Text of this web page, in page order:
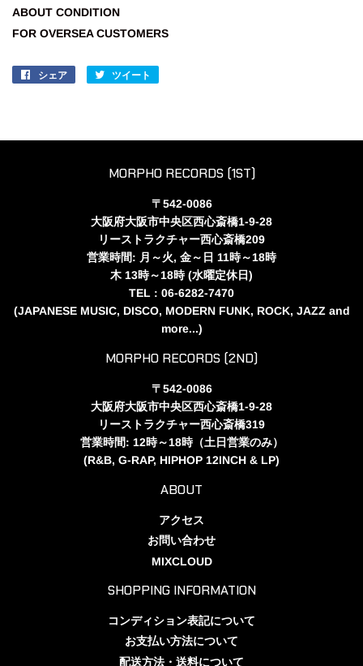
ABOUT CONDITION
FOR OVERSEA CUSTOMERS
シェア
Facebookツイート
MORPHO RECORDS (1ST)
〒542-0086
大阪府大阪市中央区西心斎橋1-9-28
リーストラクチャー西心斎橋209
営業時間: 月～火, 金～日 11時～18時
木 13時～18時 (水曜定休日)
TEL : 06-6282-7470
(JAPANESE MUSIC, DISCO, MODERN FUNK, ROCK, JAZZ and
more...)
MORPHO RECORDS (2ND)
〒542-0086
大阪府大阪市中央区西心斎橋1-9-28
リーストラクチャー西心斎橋319
営業時間: 12時～18時（土日営業のみ）
(R&B, G-RAP, HIPHOP 12INCH & LP)
ABOUT
アクセス
お問い合わせ
MIXCLOUD
SHOPPING INFORMATION
コンディション表記について
お支払い方法について
配送方法・送料について